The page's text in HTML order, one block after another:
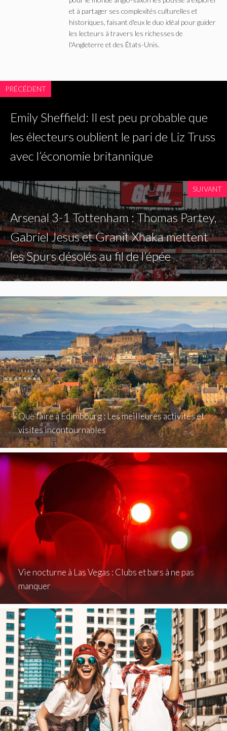
et à partager ses complexités culturelles et
historiques, faisant d'eux le duo idéal pour guider
les lecteurs à travers les richesses de
l'Angleterre et des États-Unis.
PRÉCÉDENT
Emily Sheffield: Il est peu probable que
les électeurs oublient le pari de Liz Truss
avec l’économie britannique
SUIVANT
Arsenal 3-1 Tottenham : Thomas Partey,
Gabriel Jesus et Granit Xhaka mettent
les Spurs désolés au fil de l’épée
Que faire à Édimbourg : Les meilleures activités et
visites incontournables
Vie nocturne à Las Vegas : Clubs et bars à ne pas
manquer